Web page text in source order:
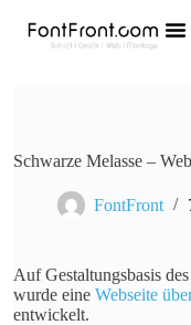
Schwarze Melasse –
FontFront
Auf Gestaltungsbasis
wurde eine Webseite
entwickelt.